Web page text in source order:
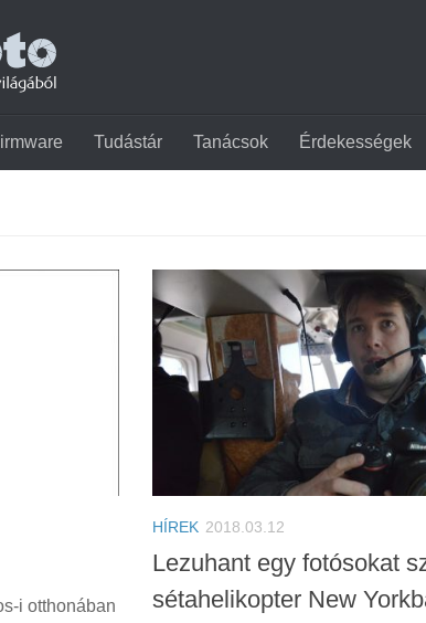
Tudástár Tanácsok Érdekességek
i otthonában
HÍREK 2018.03.12
Lezuhant egy fotósokat
sétahelikopter New